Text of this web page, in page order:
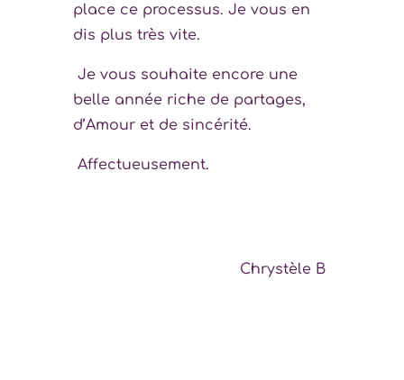
place ce processus. Je vous en
dis plus très vite.
Je vous souhaite encore une
belle année riche de partages,
d’Amour et de sincérité.
Affectueusement.
Chrystèle B